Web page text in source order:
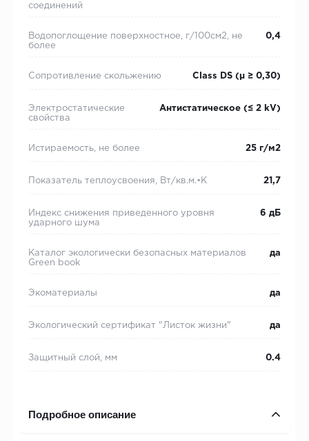
соединений
Водопоглощение поверхностное, г/100см2, не
более
0,4
Сопротивление скольжению Class DS (µ ≥ 0,30)
Электростатические
свойства
Антистатическое (≤ 2 kV)
Истираемость, не более 25 г/м2
Показатель теплоусвоения, Вт/кв.м.•К 21,7
Индекс снижения приведенного уровня
ударного шума
6 дБ
Каталог экологически безопасных материалов
Green book
да
Экоматериалы да
Экологический сертификат "Листок жизни" да
Защитный слой, мм 0.4
Подробное описание